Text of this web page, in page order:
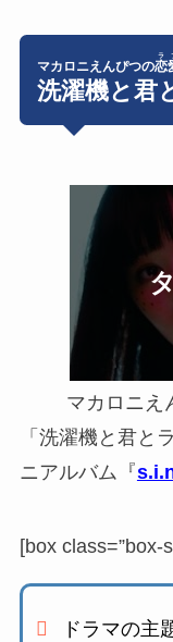
マカロニえんぴつの恋
ラ
洗濯機と君
マカロニえ
「洗濯機と君と
ニアルバム『
[box class=”box-
ドラマの主